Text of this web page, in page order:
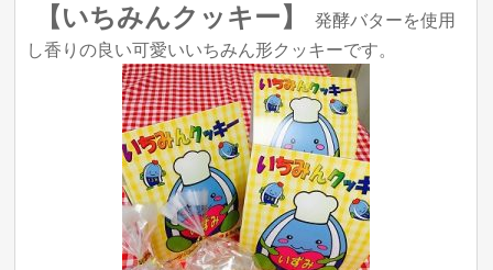
【いちみんクッキー】発酵バターを使用
し香りの良い可愛いいちみん形クッキーです。